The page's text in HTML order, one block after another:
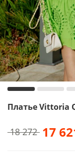
Платье Vittoria
18 272 17